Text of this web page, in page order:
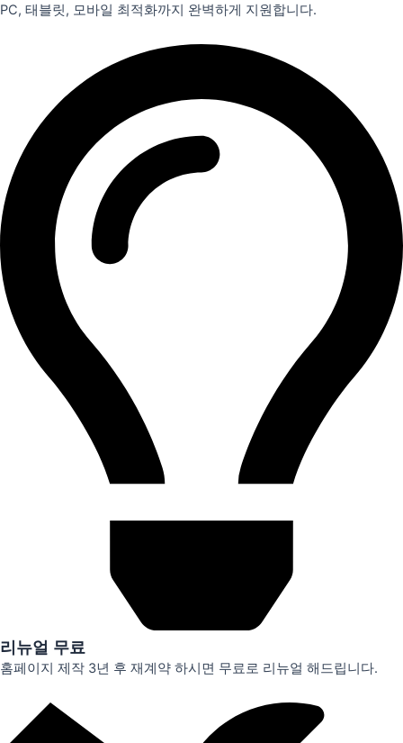
PC, 태블릿, 모바일 최적화까지 완벽하게 지원합니다.
리뉴얼 무료
홈페이지 제작 3년 후 재계약 하시면 무료로 리뉴얼 해드립니다.